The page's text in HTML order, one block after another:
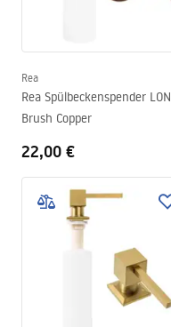
Rea
Rea Spülbeckenspender LON
Brush Copper
22,00 €